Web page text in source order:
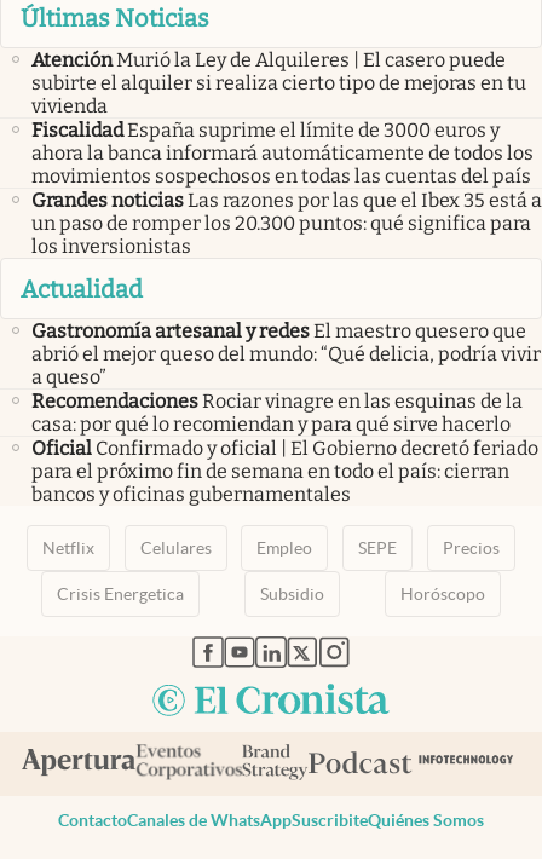
Últimas Noticias
AtenciónMurió la Ley de Alquileres | El casero puede
subirte el alquiler si realiza cierto tipo de mejoras en tu
vivienda
FiscalidadEspaña suprime el límite de 3000 euros y
ahora la banca informará automáticamente de todos los
movimientos sospechosos en todas las cuentas del país
Grandes noticiasLas razones por las que el Ibex 35 está a
un paso de romper los 20.300 puntos: qué significa para
los inversionistas
Actualidad
Gastronomía artesanal y redesEl maestro quesero que
abrió el mejor queso del mundo: “Qué delicia, podría vivir
a queso”
RecomendacionesRociar vinagre en las esquinas de la
casa: por qué lo recomiendan y para qué sirve hacerlo
Oficial Confirmado y oficial | El Gobierno decretó feriado
para el próximo fin de semana en todo el país: cierran
bancos y oficinas gubernamentales
Netflix Celulares Empleo SEPE Precios
Crisis Energetica Subsidio Horóscopo
abre en nueva pestaña
abre en nueva pestaña
abre en nueva pestaña
abre en nueva pestaña
abre en nueva pestaña
ContactoCanales de WhatsAppSuscribiteQuiénes Somos